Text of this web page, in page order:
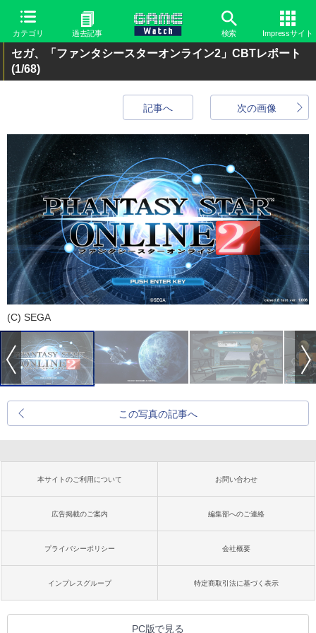
カテゴリ 過去記事 検索 Impressサイト
セガ、「ファンタシースターオンライン2」CBTレポート
(1/68)
次の画像
記事へ
(C) SEGA
この写真の記事へ
本サイトのご利用について お問い合わせ
広告掲載のご案内 編集部へのご連絡
プライバシーポリシー 会社概要
インプレスグループ 特定商取引法に基づく表示
PC版で見る